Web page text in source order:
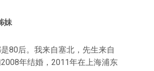
妹
80后。我来自塞北，先生来自
年结婚，2011年在上海浦东